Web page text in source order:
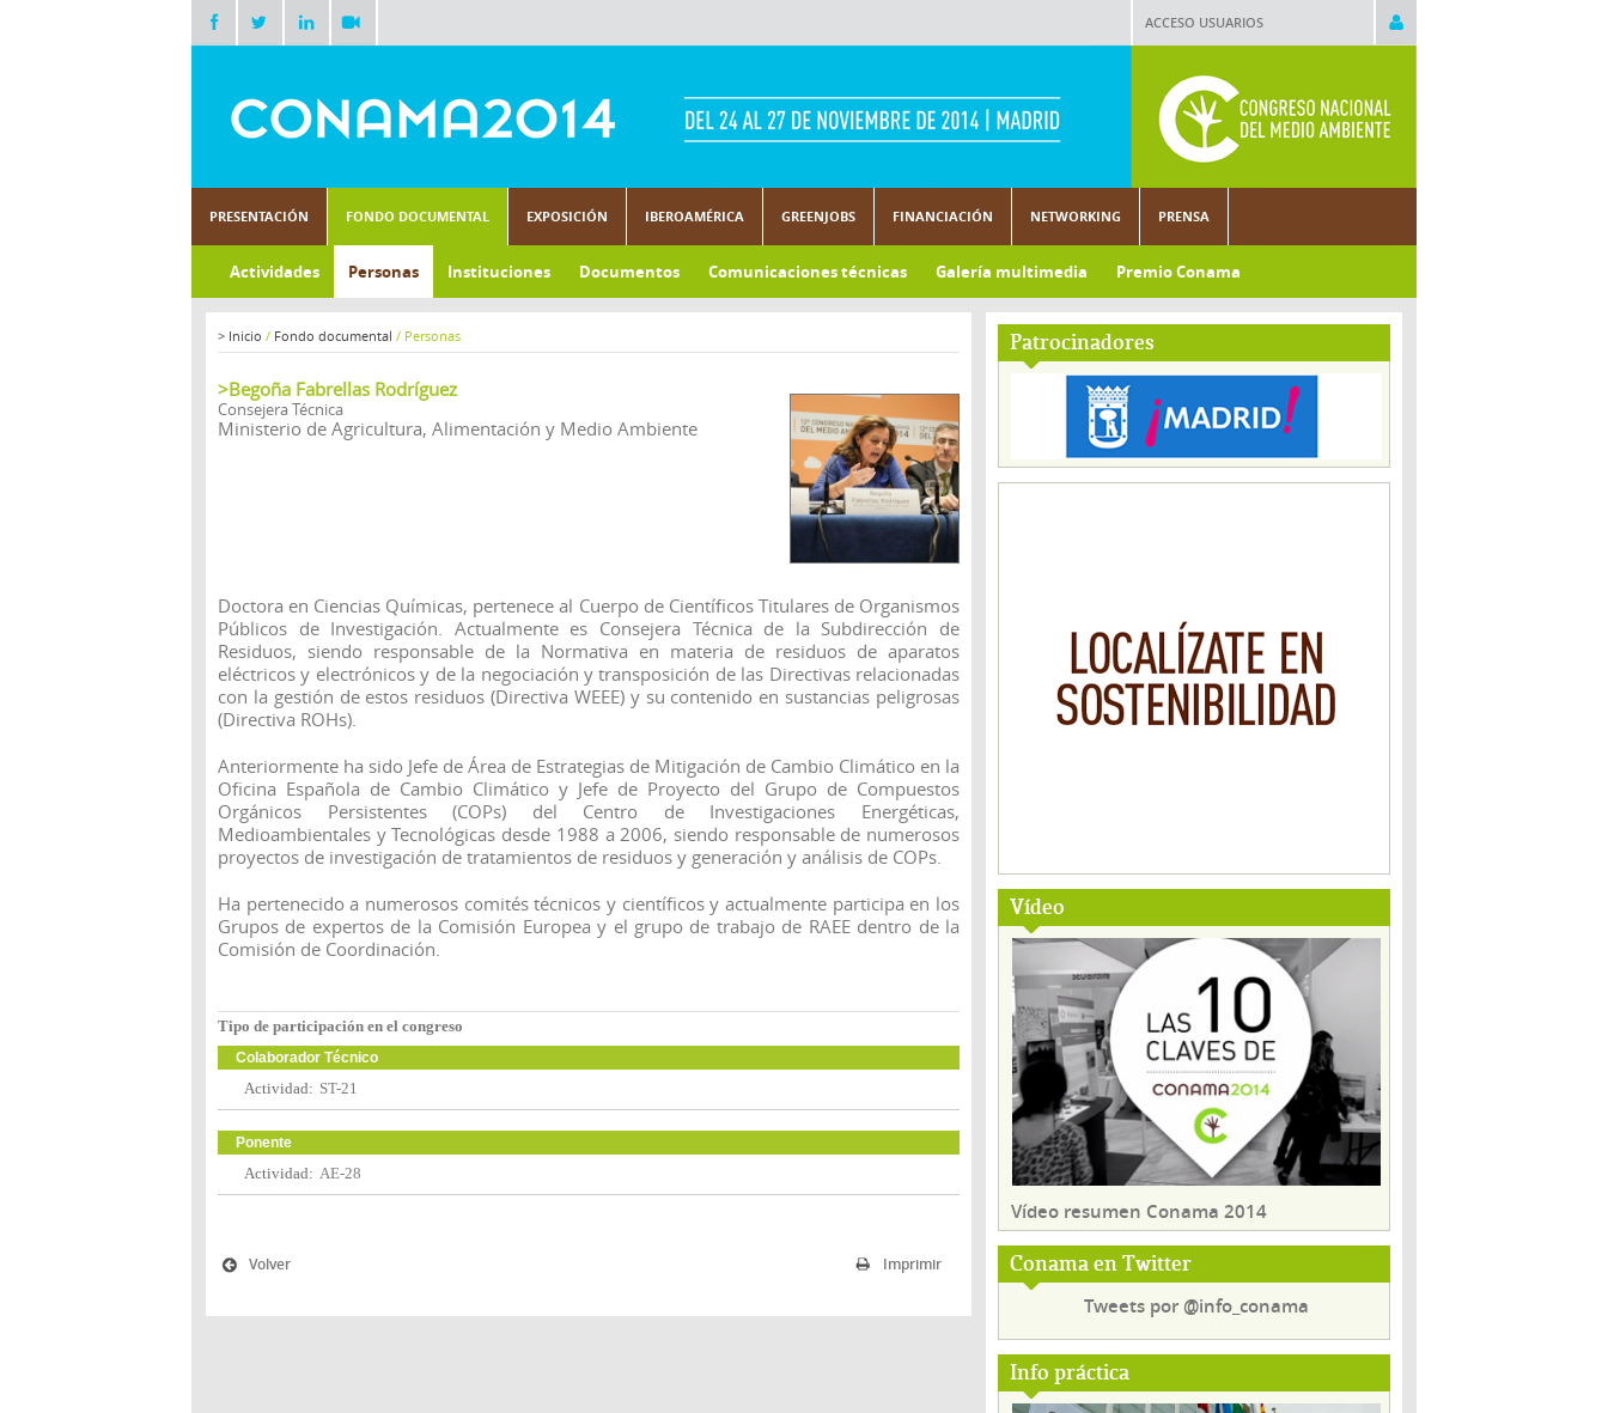
ACCESO USUARIOS
PRESENTACIÓN FONDO DOCUMENTAL EXPOSICIÓN IBEROAMÉRICA GREENJOBS FINANCIACIÓN NETWORKING PRENSA
Actividades Personas Instituciones Documentos Comunicaciones técnicas Galería multimedia Premio Conama
Patrocinadores
Vídeo
Vídeo resumen Conama 2014
Conama en Twitter
Tweets por @info_conama
Info práctica
> Inicio / Fondo documental / Personas
>Begoña Fabrellas Rodríguez
Consejera Técnica
Ministerio de Agricultura, Alimentación y Medio Ambiente
Doctora en Ciencias Químicas, pertenece al Cuerpo de Científicos Titulares de Organismos
Públicos de Investigación. Actualmente es Consejera Técnica de la Subdirección de
Residuos, siendo responsable de la Normativa en materia de residuos de aparatos
eléctricos y electrónicos y de la negociación y transposición de las Directivas relacionadas
con la gestión de estos residuos (Directiva WEEE) y su contenido en sustancias peligrosas
(Directiva ROHs).
Anteriormente ha sido Jefe de Área de Estrategias de Mitigación de Cambio Climático en la
Oficina Española de Cambio Climático y Jefe de Proyecto del Grupo de Compuestos
Orgánicos Persistentes (COPs) del Centro de Investigaciones Energéticas,
Medioambientales y Tecnológicas desde 1988 a 2006, siendo responsable de numerosos
proyectos de investigación de tratamientos de residuos y generación y análisis de COPs.
Ha pertenecido a numerosos comités técnicos y científicos y actualmente participa en los
Grupos de expertos de la Comisión Europea y el grupo de trabajo de RAEE dentro de la
Comisión de Coordinación.
Tipo de participación en el congreso
Colaborador Técnico
Actividad: ST-21
Ponente
Actividad: AE-28
Imprimir
Volver